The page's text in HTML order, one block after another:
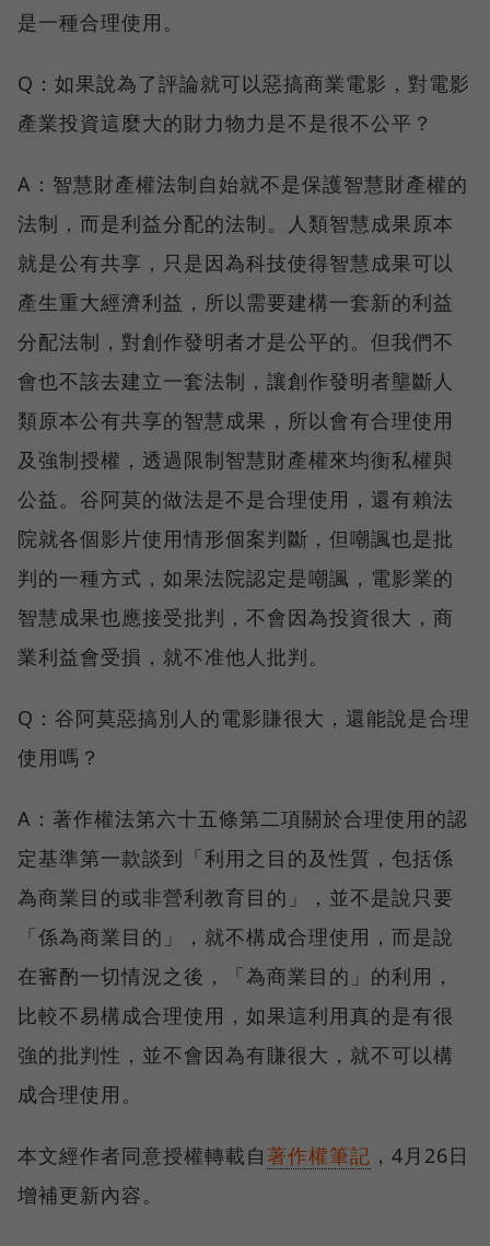
是一種合理使用。
Q：如果說為了評論就可以惡搞商業電影，對電影
產業投資這麼大的財力物力是不是很不公平？
A：智慧財產權法制自始就不是保護智慧財產權的
法制，而是利益分配的法制。人類智慧成果原本
就是公有共享，只是因為科技使得智慧成果可以
產生重大經濟利益，所以需要建構一套新的利益
分配法制，對創作發明者才是公平的。但我們不
會也不該去建立一套法制，讓創作發明者壟斷人
類原本公有共享的智慧成果，所以會有合理使用
及強制授權，透過限制智慧財產權來均衡私權與
公益。谷阿莫的做法是不是合理使用，還有賴法
院就各個影片使用情形個案判斷，但嘲諷也是批
判的一種方式，如果法院認定是嘲諷，電影業的
智慧成果也應接受批判，不會因為投資很大，商
業利益會受損，就不准他人批判。
Q：谷阿莫惡搞別人的電影賺很大，還能說是合理
使用嗎？
A：著作權法第六十五條第二項關於合理使用的認
定基準第一款談到「利用之目的及性質，包括係
為商業目的或非營利教育目的」，並不是說只要
「係為商業目的」，就不構成合理使用，而是說
在審酌一切情況之後，「為商業目的」的利用，
比較不易構成合理使用，如果這利用真的是有很
強的批判性，並不會因為有賺很大，就不可以構
成合理使用。
本文經作者同意授權轉載自著作權筆記 ，4月26日
增補更新內容。